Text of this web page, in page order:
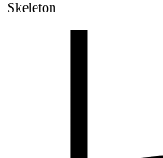
Skeleton